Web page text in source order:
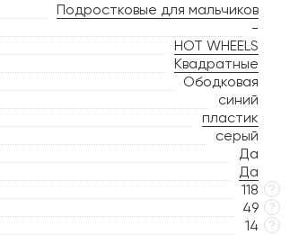
Подростковые для мальчиков
-
HOT WHEELS
Квадратные
Ободковая
синий
пластик
серый
Да
Да
118 ?
49 ?
14 ?